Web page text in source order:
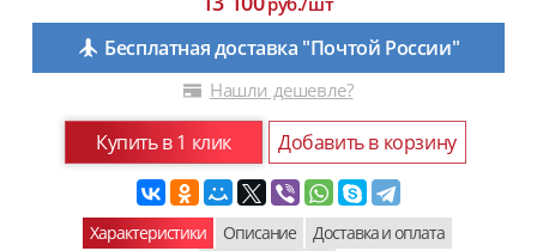
Бесплатная доставка "Почтой России"
Нашли дешевле?
Купить в 1 клик Добавить в корзину
Характеристики Описание
Доставка и оплата